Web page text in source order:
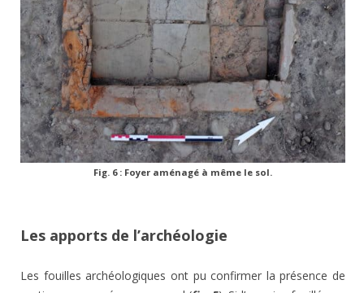
Fig. 6 : Foyer aménagé à même le sol.
Les apports de l’archéologie
Les fouilles archéologiques ont pu confirmer la présence de